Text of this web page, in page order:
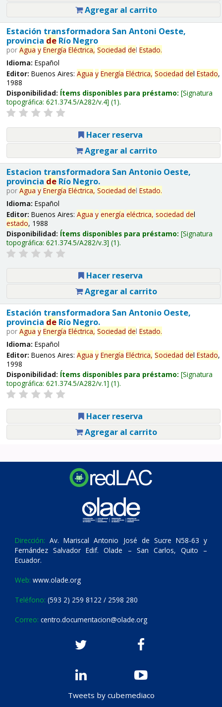
Agregar al carrito
Estación transformadora San Antoni Oeste,
provincia deRío Negro
por Agua y Energía Eléctrica, Sociedad del Estado.
Idioma: Español
Editor: Buenos Aires: Agua y Energía Eléctrica, Sociedad del Estado,
1988
Disponibilidad: Ítems disponibles para préstamo: Signatura
topográfica: 621.374.5/A282/v.4 (1).
Hacer reserva
Agregar al carrito
Estacion transformadora San Antonio Oeste,
provincia deRío Negro.
por Agua y Energía Eléctrica, Sociedad del Estado.
Idioma: Español
Editor: Buenos Aires: Agua y energía eléctrica, sociedad del
estado, 1988
Disponibilidad: Ítems disponibles para préstamo: Signatura
topográfica: 621.374.5/A282/v.3 (1).
Hacer reserva
Agregar al carrito
Estación transformadora San Antonio Oeste,
provincia deRío Negro.
por Agua y Energía Eléctrica, Sociedad del Estado.
Idioma: Español
Editor: Buenos Aires: Agua y Energía Eléctrica, Sociedad del Estado,
1998
Disponibilidad: Ítems disponibles para préstamo: Signatura
topográfica: 621.374.5/A282/v.1 (1).
Hacer reserva
Agregar al carrito
Dirección: Av. Mariscal Antonio José de Sucre N58-63 y
Fernández Salvador Edif. Olade – San Carlos, Quito –
Ecuador.
Web: www.olade.org
Teléfono: (593 2) 259 8122 / 2598 280
Correo: centro.documentacion@olade.org
Tweets by cubemediaco